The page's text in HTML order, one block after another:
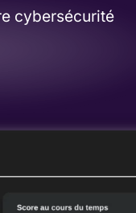
cybersécurité